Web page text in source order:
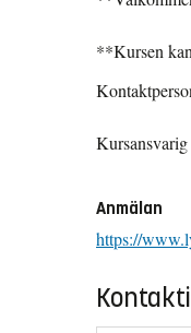
**Kursen
Anmälan
https://